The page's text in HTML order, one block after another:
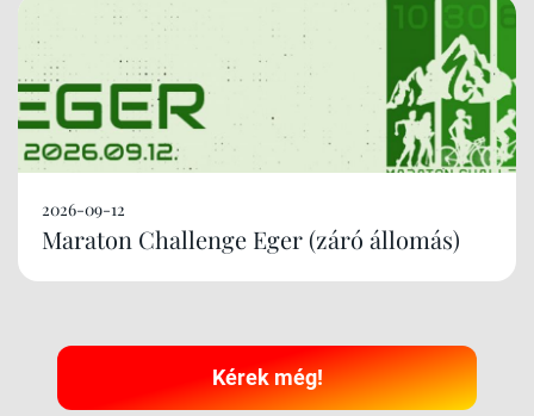
2026-09-12
Maraton Challenge Eger (záró állomás)
Kérek még!